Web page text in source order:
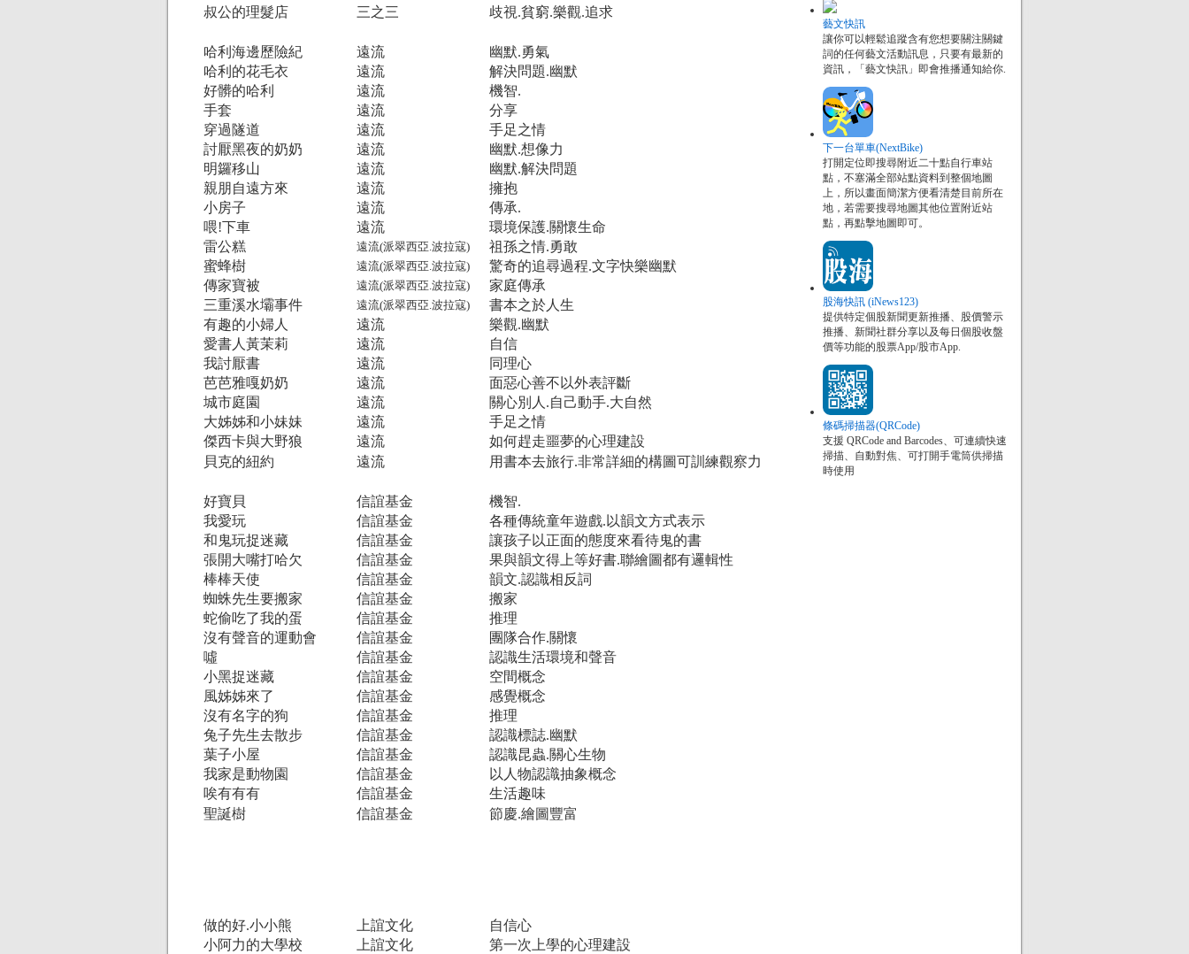
叔公的理髮店
三之三 歧視.貧窮.樂觀.追求
哈利海邊歷險紀 遠流
幽默.勇氣
哈利的花毛衣
遠流
解決問題.幽默
好髒的哈利
遠流
機智.
手套
遠流
分享
穿過隧道
遠流
手足之情
討厭黑夜的奶奶
遠流
幽默.想像力
明鑼移山
遠流
幽默.解決問題
親朋自遠方來
遠流
擁抱
小房子
遠流
傳承.
喂!下車
遠流
環境保護.關懷生命
雷公糕
遠流(派翠西亞.波拉寇)
祖孫之情.勇敢
蜜蜂樹
遠流(派翠西亞.波拉寇)
驚奇的追尋過程.文字快樂幽默
傳家寶被
遠流(派翠西亞.波拉寇)
家庭傳承
三重溪水壩事件
遠流(派翠西亞.波拉寇)
書本之於人生
有趣的小婦人
遠流
樂觀.幽默
愛書人黃茉莉
遠流
自信
我討厭書
遠流
同理心
芭芭雅嘎奶奶
遠流
面惡心善不以外表評斷
城市庭園
遠流
關心別人.自己動手.大自然
大姊姊和小妹妹
遠流
手足之情
傑西卡與大野狼
遠流
如何趕走噩夢的心理建設
貝克的紐約
遠流 用書本去旅行.非常詳細的構圖可訓練觀察力
好寶貝 信誼基金
機智.
我愛玩
信誼基金
各種傳統童年遊戲.以韻文方式表示
和鬼玩捉迷藏
信誼基金
讓孩子以正面的態度來看待鬼的書
張開大嘴打哈欠
信誼基金
果與韻文得上等好書.聯繪圖都有邏輯性
棒棒天使
信誼基金
韻文.認識相反詞
蜘蛛先生要搬家
信誼基金
搬家
蛇偷吃了我的蛋
信誼基金
推理
沒有聲音的運動會
信誼基金
團隊合作.關懷
噓
信誼基金
認識生活環境和聲音
小黑捉迷藏
信誼基金
空間概念
風姊姊來了
信誼基金
感覺概念
沒有名字的狗
信誼基金
推理
兔子先生去散步
信誼基金
認識標誌.幽默
葉子小屋
信誼基金
認識昆蟲.關心生物
我家是動物園
信誼基金
以人物認識抽象概念
唉有有有
信誼基金
生活趣味
聖誕樹
信誼基金 節慶.繪圖豐富
做的好.小小熊 上誼文化
自信心
小阿力的大學校
上誼文化
第一次上學的心理建設
藝文快訊
讓你可以輕鬆追蹤含有您想要關注關鍵
詞的任何藝文活動訊息，只要有最新的
資訊，「藝文快訊」即會推播通知給你.
下一台單車(NextBike)
打開定位即搜尋附近二十點自行車站
點，不塞滿全部站點資料到整個地圖
上，所以畫面簡潔方便看清楚目前所在
地，若需要搜尋地圖其他位置附近站
點，再點擊地圖即可。
股海快訊 (iNews123)
提供特定個股新聞更新推播、股價警示
推播、新聞社群分享以及每日個股收盤
價等功能的股票App/股市App.
條碼掃描器(QRCode)
支援 QRCode and Barcodes、可連續快速
掃描、自動對焦、可打開手電筒供掃描
時使用